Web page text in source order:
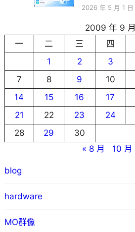
2026 年 5 月 1 日
2009 年 9 月
一
二 三 四
1
2 3
7
8 9 10
14
15 16 17
21
22 23 24
28
29
30
« 8 月
10 月
blog
hardware
MO群像